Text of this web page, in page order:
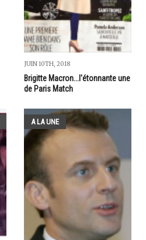
JUIN 10TH, 2018
Brigitte Macron...l'étonnante une
de Paris Match
A LA UNE